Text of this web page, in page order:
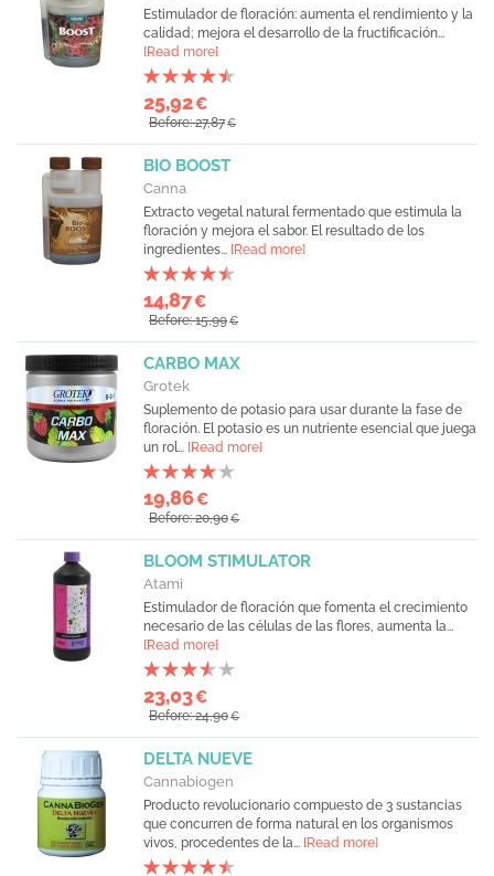
Estimulador de floración: aumenta el rendimiento y la
calidad; mejora el desarrollo de la fructificación...
[Read more]
25,92€
Before: 27,87€
BIO BOOST
Canna
Extracto vegetal natural fermentado que estimula la
floración y mejora el sabor. El resultado de los
ingredientes... [Read more]
14,87€
Before: 15,99€
CARBO MAX
Grotek
Suplemento de potasio para usar durante la fase de
floración. El potasio es un nutriente esencial que juega
un rol... [Read more]
19,86€
Before: 20,90€
BLOOM STIMULATOR
Atami
Estimulador de floración que fomenta el crecimiento
necesario de las células de las flores, aumenta la...
[Read more]
23,03€
Before: 24,90€
DELTA NUEVE
Cannabiogen
Producto revolucionario compuesto de 3 sustancias
que concurren de forma natural en los organismos
vivos, procedentes de la... [Read more]